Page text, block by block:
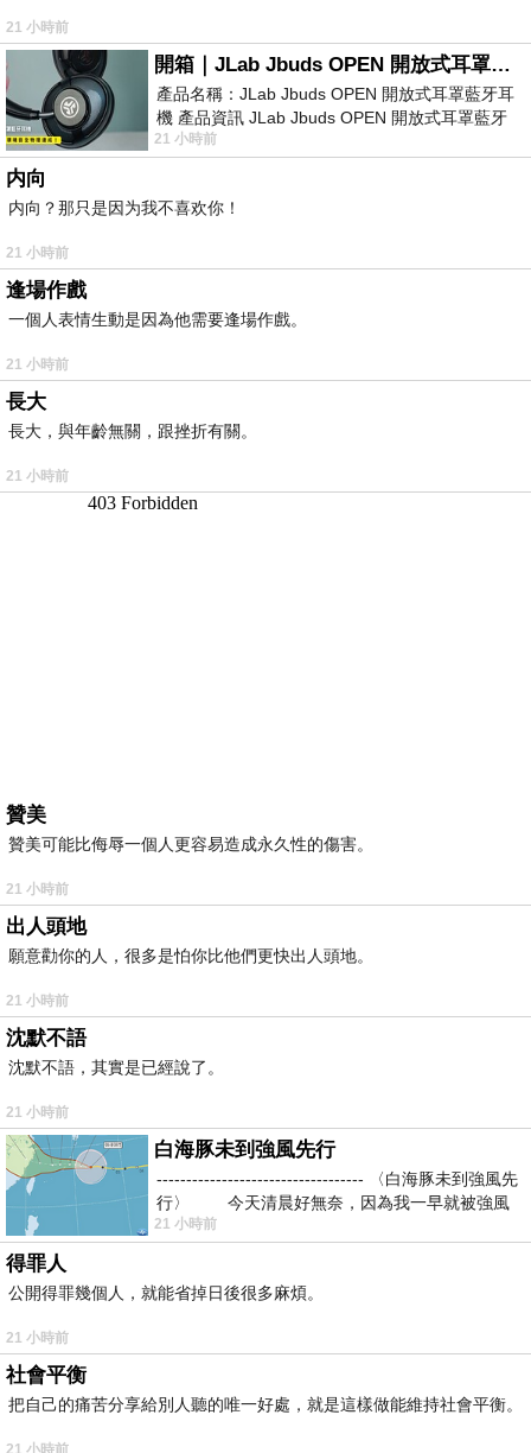
21 小時前
開箱｜JLab Jbuds OPEN 開放式耳罩藍牙耳機 - 設計美學，輕巧、透氣、環境音全物理達成！
產品名稱：JLab Jbuds OPEN 開放式耳罩藍牙耳
機 產品資訊 JLab Jbuds OPEN 開放式耳罩藍牙
耳機評語：非常有特色，值得喜愛美型工
21 小時前
内向
内向？那只是因为我不喜欢你！
21 小時前
逢場作戲
一個人表情生動是因為他需要逢場作戲。
21 小時前
長大
長大，與年齡無關，跟挫折有關。
21 小時前
贊美
贊美可能比侮辱一個人更容易造成永久性的傷害。
21 小時前
出人頭地
願意勸你的人，很多是怕你比他們更快出人頭地。
21 小時前
沈默不語
沈默不語，其實是已經說了。
21 小時前
白海豚未到強風先行
----------------------------------- 〈白海豚未到強風先
行〉 今天清晨好無奈，因為我一早就被強風
21 小時前
得罪人
公開得罪幾個人，就能省掉日後很多麻煩。
21 小時前
社會平衡
把自己的痛苦分享給別人聽的唯一好處，就是這樣做能維持社會平衡。
21 小時前